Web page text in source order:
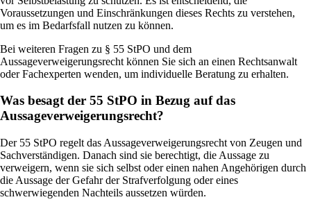
Voraussetzungen und Einschränkungen dieses Rechts zu verstehen,
um es im Bedarfsfall nutzen zu können.
Bei weiteren Fragen zu § 55 StPO und dem
Aussageverweigerungsrecht können Sie sich an einen Rechtsanwalt
oder Fachexperten wenden, um individuelle Beratung zu erhalten.
Was besagt der 55 StPO in Bezug auf das
Aussageverweigerungsrecht?
Der 55 StPO regelt das Aussageverweigerungsrecht von Zeugen und
Sachverständigen. Danach sind sie berechtigt, die Aussage zu
verweigern, wenn sie sich selbst oder einen nahen Angehörigen durch
die Aussage der Gefahr der Strafverfolgung oder eines
schwerwiegenden Nachteils aussetzen würden.